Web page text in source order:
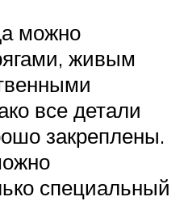
можно
живым
все детали
закреплены.
специальный